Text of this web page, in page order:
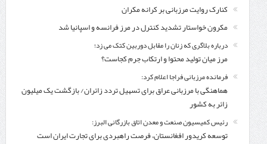
کنارک روایت مرزبانی بر کرانه مکران
مکرون خواستار تشدید کنترل‌ در مرز فرانسه و اسپانیا شد
درباره بلاگری که زنان را مقابل دوربین کتک می زد؛
مرز میان تولید محتوا و ارتکاب جرم کجاست؟
فرمانده مرزبانی فراجا اعلام کرد:
هماهنگی با مرزبانی عراق برای تسهیل تردد زائران/ بازگشت یک میلیون
زائر به کشور
رئیس کمیسیون صنعت و معدن اتاق بازرگانی البرز:
توسعه کریدور افغانستان، فرصت راهبردی برای تجارت ایران است